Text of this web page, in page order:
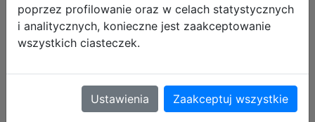
149,99 zł
DO KOSZYKA
poprzez profilowanie oraz w celach statystycznych
i analitycznych, konieczne jest zaakceptowanie
wszystkich ciasteczek.
Ustawienia Zaakceptuj wszystkie